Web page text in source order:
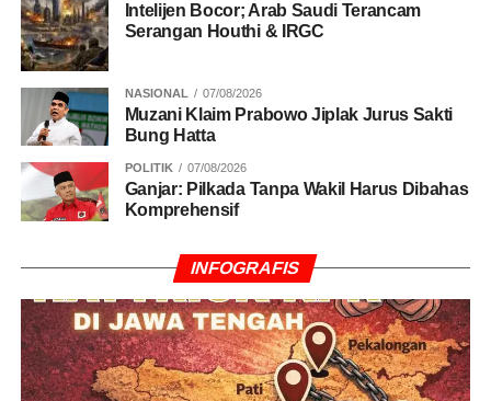
Intelijen Bocor; Arab Saudi Terancam
Serangan Houthi & IRGC
NASIONAL 07/08/2026
Muzani Klaim Prabowo Jiplak Jurus Sakti
Bung Hatta
POLITIK 07/08/2026
Ganjar: Pilkada Tanpa Wakil Harus Dibahas
Komprehensif
INFOGRAFIS